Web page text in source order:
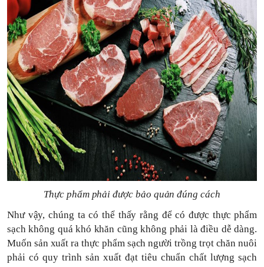
Thực phẩm phải được bảo quản đúng cách
Như vậy, chúng ta có thể thấy rằng để có được thực phẩm
sạch không quá khó khăn cũng không phải là điều dễ dàng.
Muốn sản xuất ra thực phẩm sạch người trồng trọt chăn nuôi
phải có quy trình sản xuất đạt tiêu chuẩn chất lượng sạch